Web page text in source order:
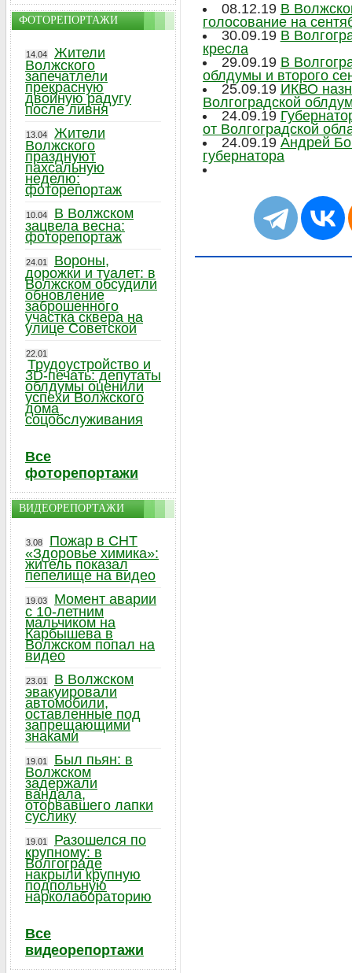
08.12.19 В
голосование на
30.09.19 В
кресла
29.09.19 В
облдумы и второго
25.09.19 ИКВО
Волгоградской
24.09.19
от Волгоградской
24.09.19 Андрей
губернатора
ФОТОРЕПОРТАЖИ
14.04
Жители
Волжского
запечатлели
прекрасную
двойную радугу
после ливня
13.04
Жители
Волжского
празднуют
пахсальную
неделю:
фоторепортаж
10.04
В Волжском
зацвела весна:
фоторепортаж
24.01
Вороны,
дорожки и туалет: в
Волжском обсудили
обновление
заброшенного
участка сквера на
улице Советской
22.01
Трудоустройство и
3D-печать: депутаты
облдумы оценили
успехи Волжского
дома
соцобслуживания
Все
фоторепортажи
ВИДЕОРЕПОРТАЖИ
3.08
Пожар в СНТ
«Здоровье химика»:
житель показал
пепелище на видео
19.03
Момент аварии
с 10-летним
мальчиком на
Карбышева в
Волжском попал на
видео
23.01
В Волжском
эвакуировали
автомобили,
оставленные под
запрещающими
знаками
19.01
Был пьян: в
Волжском
задержали
вандала,
оторвавшего лапки
суслику
19.01
Разошелся по
крупному: в
Волгограде
накрыли крупную
подпольную
нарколабораторию
Все
видеорепортажи